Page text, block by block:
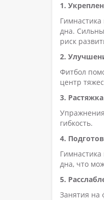
1.
дна.
риск
2.
Фитбол
центр
3.
гибкость.
4.
дна, что
5.
Занятия на